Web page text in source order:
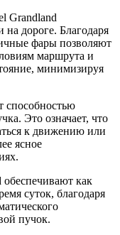
Grandland
на дороге. Благодаря
фары позволяют
маршрута и
минимизируя
способностью
Это означает, что
к движению или
ясное
как
суток, благодаря
пучок.